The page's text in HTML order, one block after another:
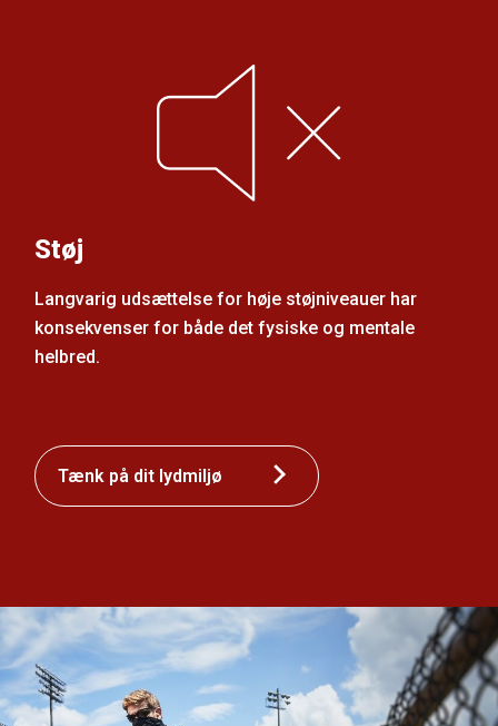
Støj
Langvarig udsættelse for høje støjniveauer har
konsekvenser for både det fysiske og mentale
helbred.
Tænk på dit lydmiljø